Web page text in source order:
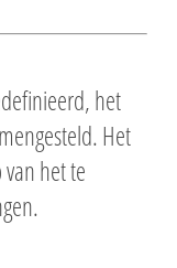
het
Het
het te